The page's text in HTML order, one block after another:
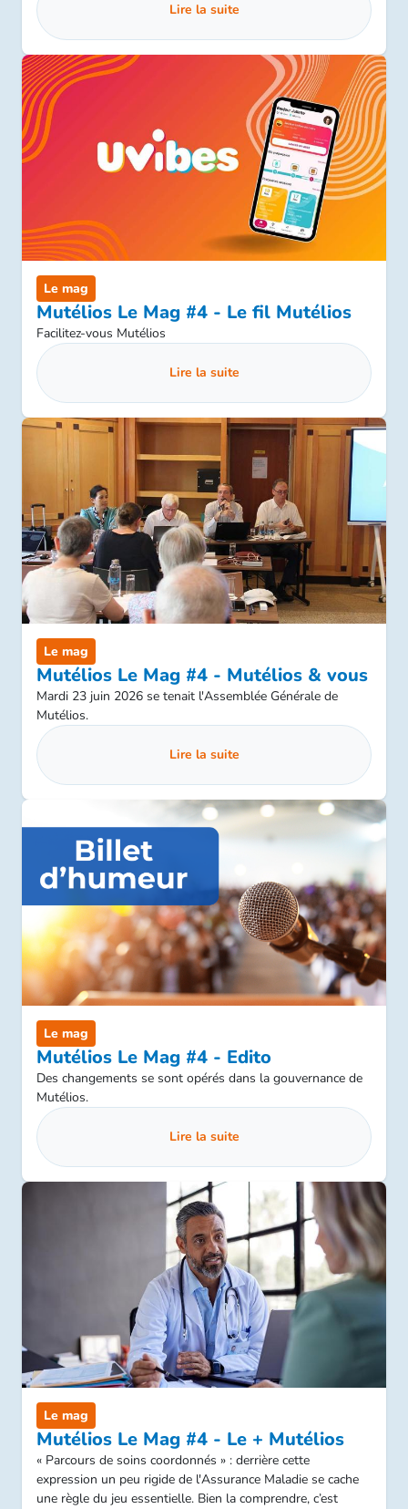
Lire la suite
Le mag
Mutélios Le Mag #4 - Le fil Mutélios
Facilitez-vous Mutélios
Lire la suite
Le mag
Mutélios Le Mag #4 - Mutélios & vous
Mardi 23 juin 2026 se tenait l'Assemblée Générale de
Mutélios.
Lire la suite
Le mag
Mutélios Le Mag #4 - Edito
Des changements se sont opérés dans la gouvernance de
Mutélios.
Lire la suite
Le mag
Mutélios Le Mag #4 - Le + Mutélios
« Parcours de soins coordonnés » : derrière cette
expression un peu rigide de l'Assurance Maladie se cache
une règle du jeu essentielle. Bien la comprendre, c’est